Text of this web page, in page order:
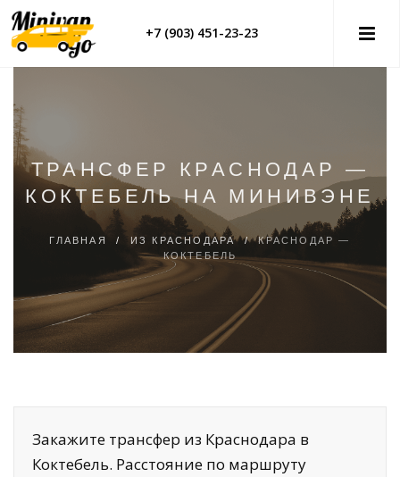
+7 (903) 451-23-23
ТРАНСФЕР КРАСНОДАР —
КОКТЕБЕЛЬ НА МИНИВЭНЕ
ГЛАВНАЯ / ИЗ КРАСНОДАРА/КРАСНОДАР —
КОКТЕБЕЛЬ
Закажите трансфер из Краснодара в
Коктебель. Расстояние по маршруту